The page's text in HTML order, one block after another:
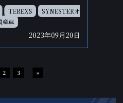
TEREXS
SYNESTERオ
産車
2023年09月20日
2 3 »